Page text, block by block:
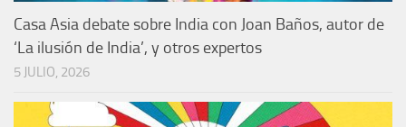
Casa Asia debate sobre India con Joan Baños, autor de
‘La ilusión de India’, y otros expertos
5 JULIO, 2026